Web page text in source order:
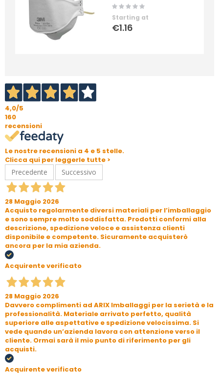
Rating:
0%
Starting at
€1.16
4,0/5
160
recensioni
Le nostre recensioni a 4 e 5 stelle.
Clicca qui per leggerle tutte >
Precedente
Successivo
28 Maggio 2026
Acquisto regolarmente diversi materiali per l’imballaggio
e sono sempre molto soddisfatta. Prodotti conformi alla
descrizione, spedizione veloce e assistenza clienti
disponibile e competente. Sicuramente acquisterò
ancora per la mia azienda.
Acquirente verificato
28 Maggio 2026
Davvero complimenti ad ARIX Imballaggi per la serietà e la
professionalità. Materiale arrivato perfetto, qualità
superiore alle aspettative e spedizione velocissima. Si
vede quando un’azienda lavora con attenzione verso il
cliente. Ormai sarà il mio punto di riferimento per gli
acquisti.
Acquirente verificato